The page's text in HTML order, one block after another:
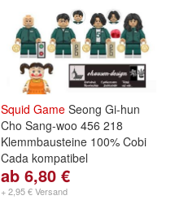
Squid Game Seong Gi-hun
Cho Sang-woo 456 218
Klemmbausteine 100% Cobi
Cada kompatibel
ab 6,80 €
+ 2,95 € Versand